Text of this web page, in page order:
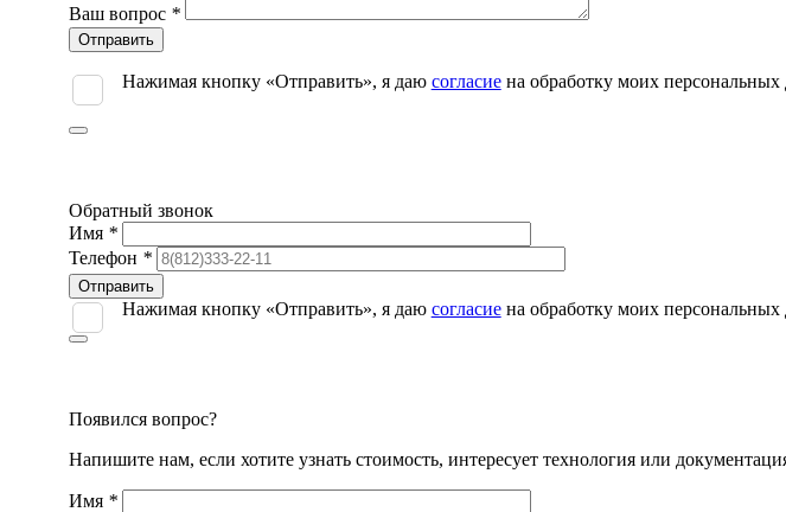
Ваш вопрос *
Оставьте
это
поле
пустым.
Нажимая кнопку «Отправить», я даю согласиена обработку моих
Обратный звонок
Имя *
Телефон *
Оставьте
это
поле
пустым.
Нажимая кнопку «Отправить», я даю согласиена обработку моих
Появился вопрос?
Напишите нам, если хотите узнать стоимость, интересует технология или
Имя *